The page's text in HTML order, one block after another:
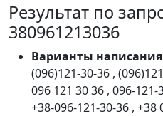
Результат по
380961213036
Варианты
(096)121-30-36 ,
096 121 30 36 , 096-121-
+38-096-121-30-36 , +38